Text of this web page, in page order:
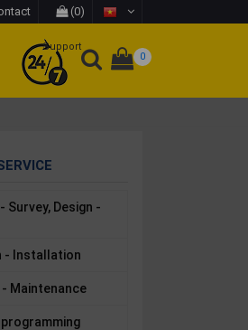
(0)
Support
0
Survey, Design -
- Installation
Maintenance